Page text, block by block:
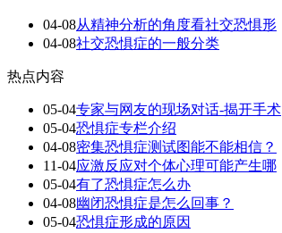
04-08从精神分析的角度看社交恐惧形
04-08社交恐惧症的一般分类
热点内容
05-04专家与网友的现场对话-揭开手术
05-04恐惧症专栏介绍
04-08密集恐惧症测试图能不能相信？
11-04应激反应对个体心理可能产生哪
05-04有了恐惧症怎么办
04-08幽闭恐惧症是怎么回事？
05-04恐惧症形成的原因